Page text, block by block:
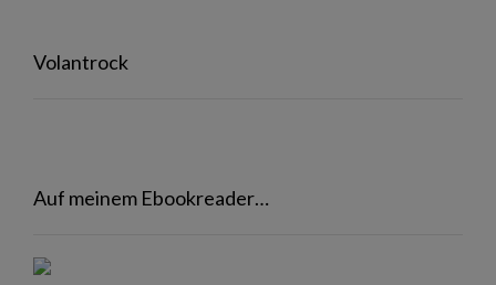
Volantrock
Auf meinem Ebookreader…